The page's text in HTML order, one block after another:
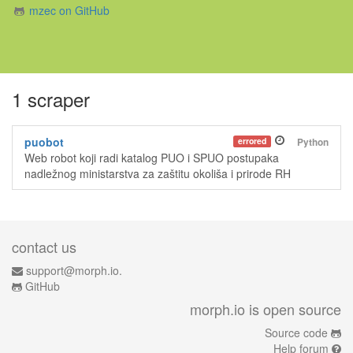
mzec on GitHub
1 scraper
Python
errored
puobot
Web robot koji radi katalog PUO i SPUO postupaka
nadležnog ministarstva za zaštitu okoliša i prirode RH
contact us
support@morph.io.
GitHub
morph.io is open source
Source code
Help forum